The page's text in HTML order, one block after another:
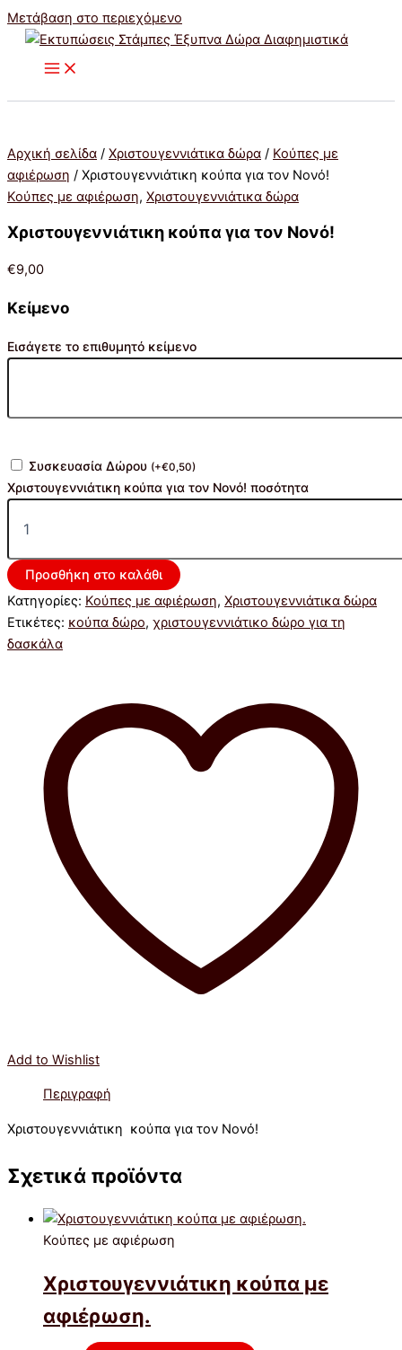
Μετάβαση στο περιεχόμενο
Αρχική σελίδα / Χριστουγεννιάτικα δώρα / Κούπες με
αφιέρωση / Χριστουγεννιάτικη κούπα για τον Νονό!
Κούπες με αφιέρωση, Χριστουγεννιάτικα δώρα
Χριστουγεννιάτικη κούπα για τον Νονό!
€9,00
Κείμενο
Εισάγετε το επιθυμητό κείμενο
Συσκευασία Δώρου (+€0,50)
Χριστουγεννιάτικη κούπα για τον Νονό! ποσότητα
Προσθήκη στο καλάθι
Κατηγορίες: Κούπες με αφιέρωση, Χριστουγεννιάτικα δώρα
Ετικέτες: κούπα δώρο, χριστουγεννιάτικο δώρο για τη
δασκάλα
Add to Wishlist
Περιγραφή
Χριστουγεννιάτικη κούπα για τον Νονό!
Σχετικά προϊόντα
Κούπες με αφιέρωση
Χριστουγεννιάτικη κούπα με
αφιέρωση.